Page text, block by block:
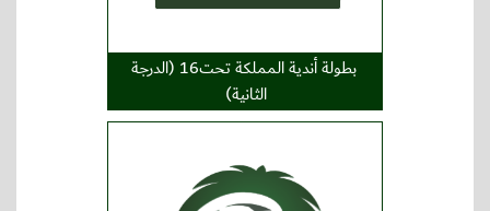
بطولة أندية المملكة تحت16 (الدرجة
الثانية)